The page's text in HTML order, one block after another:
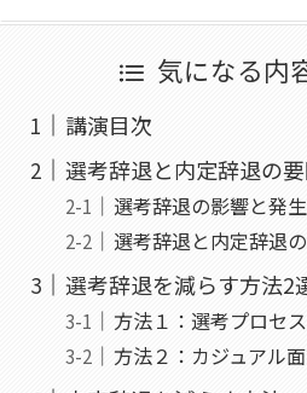
気になる内
講演目次
選考辞退と内定辞退の
選考辞退の影響と発
選考辞退と内定辞退
選考辞退を減らす方法2
方法１：選考プロセ
方法２：カジュアル